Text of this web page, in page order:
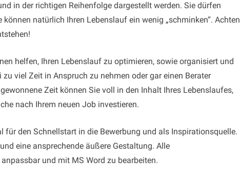
in der richtigen Reihenfolge dargestellt werden. Sie dürfen
natürlich Ihren Lebenslauf ein wenig „schminken“. Achten
helfen, Ihren Lebenslauf zu optimieren, sowie organisiert und
viel Zeit in Anspruch zu nehmen oder gar einen Berater
Zeit können Sie voll in den Inhalt Ihres Lebenslaufes,
nach Ihrem neuen Job investieren.
für den Schnellstart in die Bewerbung und als Inspirationsquelle.
eine ansprechende äußere Gestaltung. Alle
und mit MS Word zu bearbeiten.